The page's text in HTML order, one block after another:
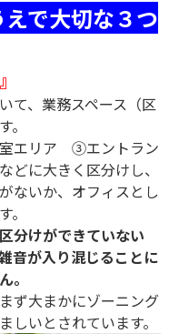
で大切な３つ
て、業務スペース（区
エリア ③エントラン
に大きく区分けし、
ないか、オフィスとし
分けができていない
音が入り混じることに
。
ず大まかにゾーニング
しいとされています。